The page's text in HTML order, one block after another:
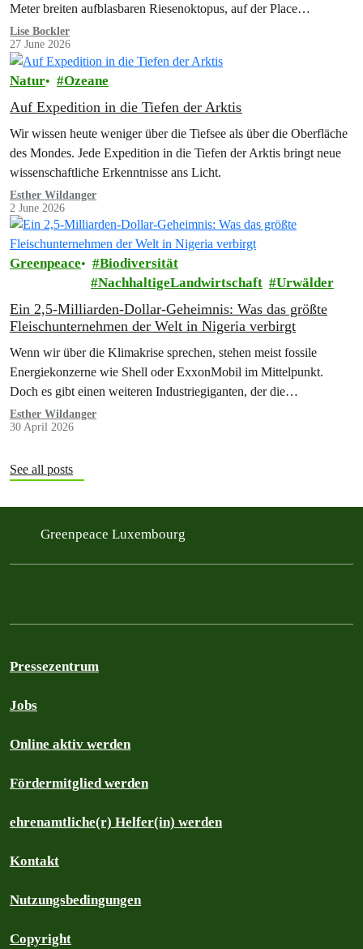
Meter breiten aufblasbaren Riesenoktopus, auf der Place
Clairefontaine im Herzen von…
Lise Bockler
27 June 2026
Natur Ozeane
Auf Expedition in die Tiefen der Arktis
Wir wissen heute weniger über die Tiefsee als über die Oberfläche
des Mondes. Jede Expedition in die Tiefen der Arktis bringt neue
wissenschaftliche Erkenntnisse ans Licht.
Esther Wildanger
2 June 2026
Greenpeace
Biodiversität
NachhaltigeLandwirtschaft
Urwälder
Ein 2,5-Milliarden-Dollar-Geheimnis: Was das größte
Fleischunternehmen der Welt in Nigeria verbirgt
Wenn wir über die Klimakrise sprechen, stehen meist fossile
Energiekonzerne wie Shell oder ExxonMobil im Mittelpunkt.
Doch es gibt einen weiteren Industriegiganten, der die
Klimazerstörung maßgeblich vorantreibt und derzeit eine massive
Expansion in Afrika plant.
Esther Wildanger
30 April 2026
See all posts
Greenpeace Luxembourg
Pressezentrum
Jobs
Online aktiv werden
Fördermitglied werden
ehrenamtliche(r) Helfer(in) werden
Kontakt
Nutzungsbedingungen
Copyright